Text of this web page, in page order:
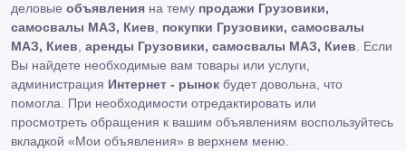
деловые объявления на тему продажи Грузовики,
самосвалы МАЗ, Киев, покупки Грузовики, самосвалы
МАЗ, Киев, аренды Грузовики, самосвалы МАЗ, Киев. Если
Вы найдете необходимые вам товары или услуги,
администрация Интернет - рынок будет довольна, что
помогла. При необходимости отредактировать или
просмотреть обращения к вашим объявлениям воспользуйтесь
вкладкой «Мои объявления» в верхнем меню.